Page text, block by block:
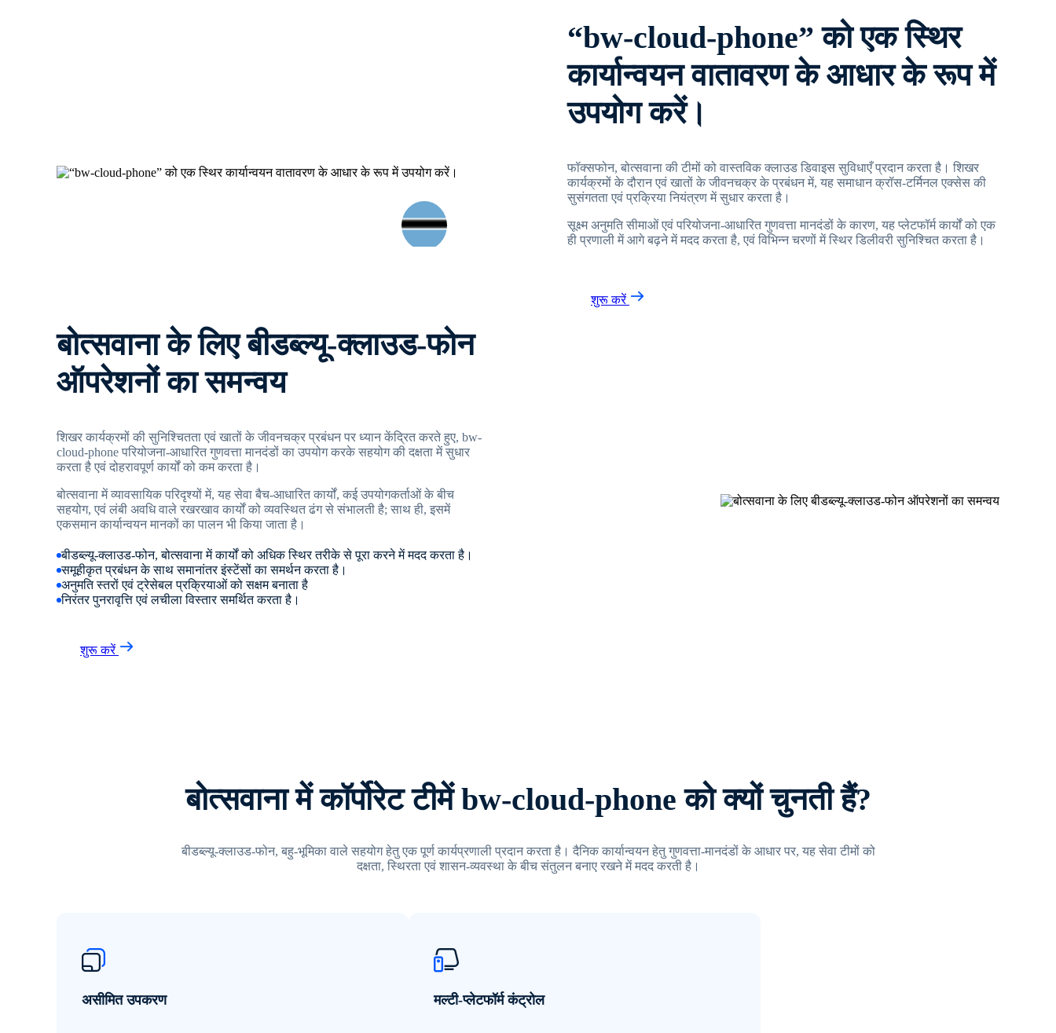
“bw-cloud-phone” को एक स्थिर
कार्यान्वयन वातावरण के आधार के रूप में
उपयोग करें।
फॉक्सफोन, बोत्सवाना की टीमों को वास्तविक क्लाउड डिवाइस सुविधाएँ प्रदान करता है। शिखर
कार्यक्रमों के दौरान एवं खातों के जीवनचक्र के प्रबंधन में, यह समाधान क्रॉस-टर्मिनल एक्सेस की
सुसंगतता एवं प्रक्रिया नियंत्रण में सुधार करता है।
सूक्ष्म अनुमति सीमाओं एवं परियोजना-आधारित गुणवत्ता मानदंडों के कारण, यह प्लेटफॉर्म कार्यों को एक
ही प्रणाली में आगे बढ़ने में मदद करता है, एवं विभिन्न चरणों में स्थिर डिलीवरी सुनिश्चित करता है।
शुरू करें
बोत्सवाना के लिए बीडब्ल्यू-क्लाउड-फोन
ऑपरेशनों का समन्वय
शिखर कार्यक्रमों की सुनिश्चितता एवं खातों के जीवनचक्र प्रबंधन पर ध्यान केंद्रित करते हुए, bw-
cloud-phone परियोजना-आधारित गुणवत्ता मानदंडों का उपयोग करके सहयोग की दक्षता में सुधार
करता है एवं दोहरावपूर्ण कार्यों को कम करता है।
बोत्सवाना में व्यावसायिक परिदृश्यों में, यह सेवा बैच-आधारित कार्यों, कई उपयोगकर्ताओं के बीच
सहयोग, एवं लंबी अवधि वाले रखरखाव कार्यों को व्यवस्थित ढंग से संभालती है; साथ ही, इसमें
एकसमान कार्यान्वयन मानकों का पालन भी किया जाता है।
बीडब्ल्यू-क्लाउड-फोन, बोत्सवाना में कार्यों को अधिक स्थिर तरीके से पूरा करने में मदद करता है।
समूहीकृत प्रबंधन के साथ समानांतर इंस्टेंसों का समर्थन करता है।
अनुमति स्तरों एवं ट्रेसेबल प्रक्रियाओं को सक्षम बनाता है
निरंतर पुनरावृत्ति एवं लचीला विस्तार समर्थित करता है।
शुरू करें
बोत्सवाना में कॉर्पोरेट टीमें bw-cloud-phone को क्यों चुनती हैं?
बीडब्ल्यू-क्लाउड-फोन, बहु-भूमिका वाले सहयोग हेतु एक पूर्ण कार्यप्रणाली प्रदान करता है। दैनिक कार्यान्वयन हेतु गुणवत्ता-मानदंडों के आधार पर, यह सेवा टीमों को
दक्षता, स्थिरता एवं शासन-व्यवस्था के बीच संतुलन बनाए रखने में मदद करती है।
असीमित उपकरण मल्टी-प्लेटफॉर्म कंट्रोल